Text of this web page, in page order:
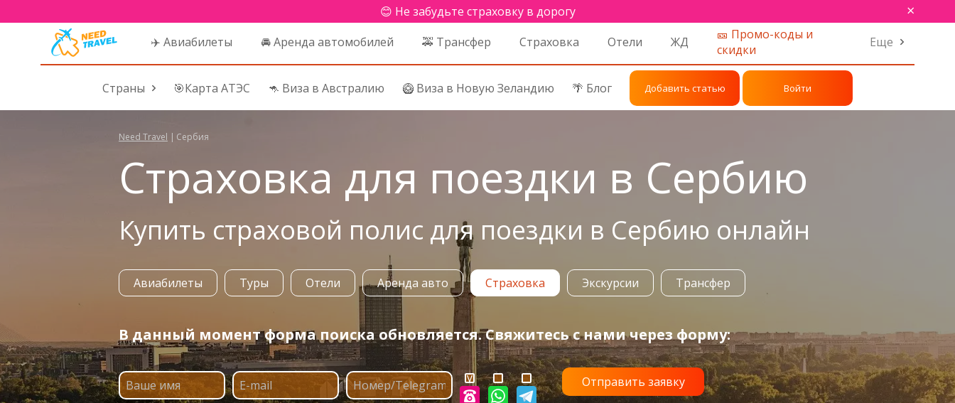
😊 Не забудьте страховку в дорогу ×
✈️ Авиабилеты 🚘 Аренда автомобилей 🚕 Трансфер Страховка Отели ЖД
🎫 Промо-коды и
скидки
Еще
Страны 🎯Карта АТЭС 🦘 Виза в Австралию 🥝 Виза в Новую Зеландию 🌴 Блог Добавить статью Войти
Need Travel | Сербия
Страховка для поездки в Сербию
Купить страховой полис для поездки в Сербию онлайн
Авиабилеты Туры Отели Аренда авто Страховка Экскурсии Трансфер
В данный момент форма поиска обновляется. Свяжитесь с нами через форму: